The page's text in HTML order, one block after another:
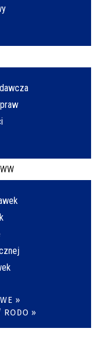
»
RODO »